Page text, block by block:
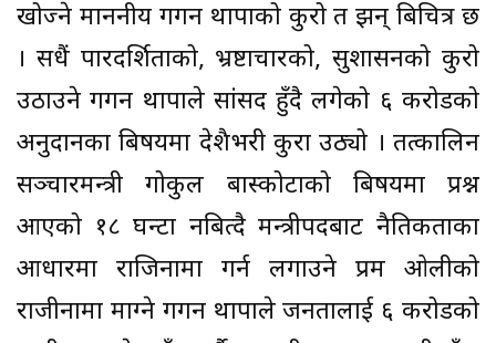
खोज्ने माननीय गगन थापाको कुरो त झन् बिचित्र छ
। सधैं पारदर्शिताको, भ्रष्टाचारको, सुशासनको कुरो
उठाउने गगन थापाले सांसद हुँदै लगेको ६ करोडको
अनुदानका बिषयमा देशैभरी कुरा उठ्यो । तत्कालिन
सञ्चारमन्त्री गोकुल बास्कोटाको बिषयमा प्रश्न
आएको १८ घन्टा नबित्दै मन्त्रीपदबाट नैतिकताका
आधारमा राजिनामा गर्न लगाउने प्रम ओलीको
राजीनामा माग्ने गगन थापाले जनतालाई ६ करोडको